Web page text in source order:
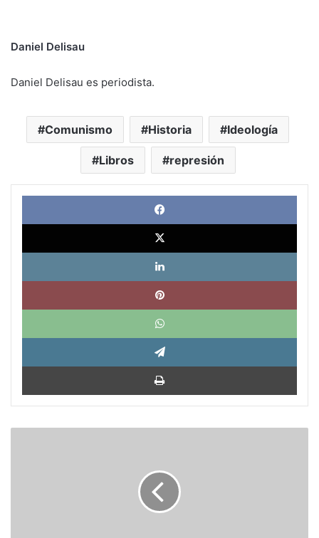
Daniel Delisau
Daniel Delisau es periodista.
Comunismo Historia Ideología
Libros represión
X